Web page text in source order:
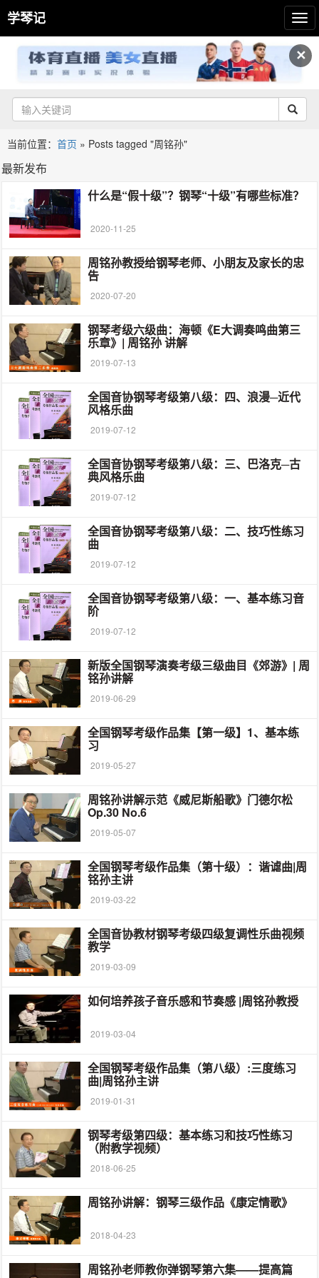
✕
学琴记
当前位置： 首页 » Posts tagged "周铭孙"
最新发布
什么是“假十级”？钢琴“十级”有哪些标准？
2020-11-25
周铭孙教授给钢琴老师、小朋友及家长的忠
告
2020-07-20
钢琴考级六级曲：海顿《E大调奏鸣曲第三
乐章》| 周铭孙 讲解
2019-07-13
全国音协钢琴考级第八级：四、浪漫─近代
风格乐曲
2019-07-12
全国音协钢琴考级第八级：三、巴洛克─古
典风格乐曲
2019-07-12
全国音协钢琴考级第八级：二、技巧性练习
曲
2019-07-12
全国音协钢琴考级第八级：一、基本练习音
阶
2019-07-12
新版全国钢琴演奏考级三级曲目《郊游》| 周
铭孙讲解
2019-06-29
全国钢琴考级作品集【第一级】1、基本练
习
2019-05-27
周铭孙讲解示范《威尼斯船歌》门德尔松
Op.30 No.6
2019-05-07
全国钢琴考级作品集（第十级）：谐谑曲|周
铭孙主讲
2019-03-22
全国音协教材钢琴考级四级复调性乐曲视频
教学
2019-03-09
如何培养孩子音乐感和节奏感​ |周铭孙教授
2019-03-04
全国钢琴考级作品集（第八级）:三度练习
曲|周铭孙主讲
2019-01-31
钢琴考级第四级：基本练习和技巧性练习
（附教学视频）
2018-06-25
周铭孙讲解：钢琴三级作品《康定情歌》
2018-04-23
周铭孙老师教你弹钢琴第六集——提高篇